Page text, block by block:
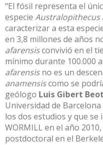
“El fósil representa el
especie Australopithecus
caracterizar a esta
en 3,8 millones de años
afarensisconvivió en el
mínimo durante 100.000
afarensisno es un
anamensiscomo se
geólogo Luis Gibert
Universidad de
los dos estudios y que
WORMILL en el año
postdoctoral en el